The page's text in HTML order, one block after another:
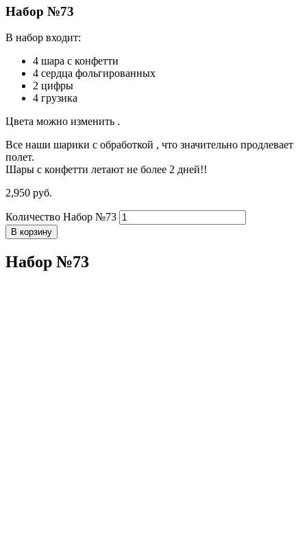
Набор №73
В набор входит:
4 шара с конфетти
4 сердца фольгированных
2 цифры
4 грузика
Цвета можно изменить .
Все наши шарики с обработкой , что значительно продлевает
полет.
Шары с конфетти летают не более 2 дней!!
2,950 руб.
Количество Набор №73
В корзину
Набор №73